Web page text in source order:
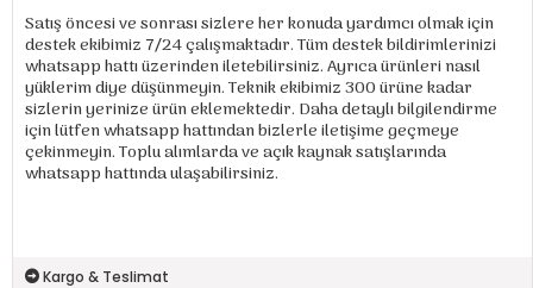
Satış öncesi ve sonrası sizlere her konuda yardımcı olmak için
destek ekibimiz 7/24 çalışmaktadır. Tüm destek bildirimlerinizi
whatsapp hattı üzerinden iletebilirsiniz. Ayrıca ürünleri nasıl
yüklerim diye düşünmeyin. Teknik ekibimiz 300 ürüne kadar
sizlerin yerinize ürün eklemektedir. Daha detaylı bilgilendirme
için lütfen whatsapp hattından bizlerle iletişime geçmeye
çekinmeyin. Toplu alımlarda ve açık kaynak satışlarında
whatsapp hattında ulaşabilirsiniz.
Kargo & Teslimat